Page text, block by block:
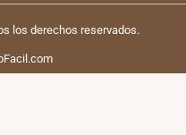
los derechos reservados.